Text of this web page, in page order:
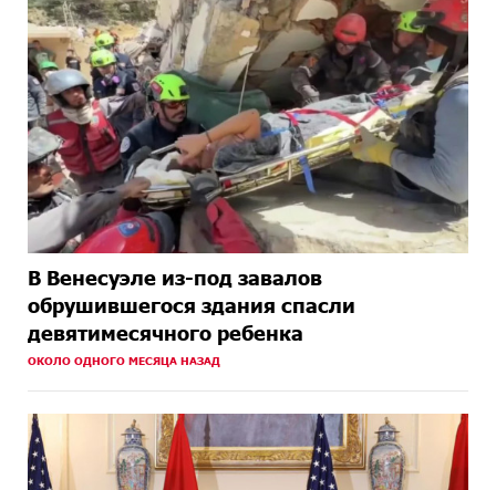
В Венесуэле из-под завалов
обрушившегося здания спасли
девятимесячного ребенка
ОКОЛО ОДНОГО МЕСЯЦА НАЗАД